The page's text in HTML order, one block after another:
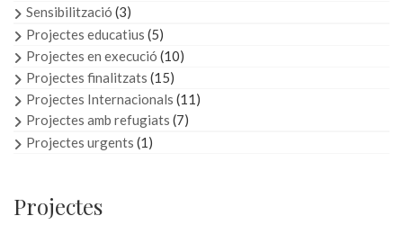
Sensibilització (3)
Projectes educatius (5)
Projectes en execució (10)
Projectes finalitzats (15)
Projectes Internacionals (11)
Projectes amb refugiats (7)
Projectes urgents (1)
Projectes